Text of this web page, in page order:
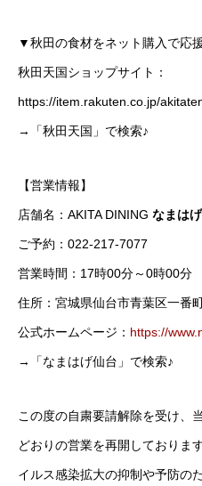
▼秋田の食材をネット購入で応
秋田天国ショップサイト：
https://item.rakuten.co.jp/
→「秋田天国」で検索♪
【営業情報】
店舗名：AKITA DINING なまは
ご予約：022-217-7077
営業時間：17時00分～0時00分
住所：宮城県仙台市青葉区一番
公式ホームページ： https://
→「なまはげ仙台」で検索♪
この度の自粛要請解除を受け、
どおりの営業を再開しておりま
イルス感染拡大の抑制や予防の